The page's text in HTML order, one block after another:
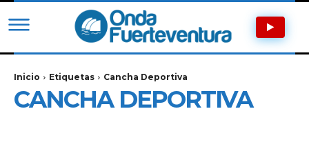
Inicio Etiquetas Cancha Deportiva
CANCHA DEPORTIVA